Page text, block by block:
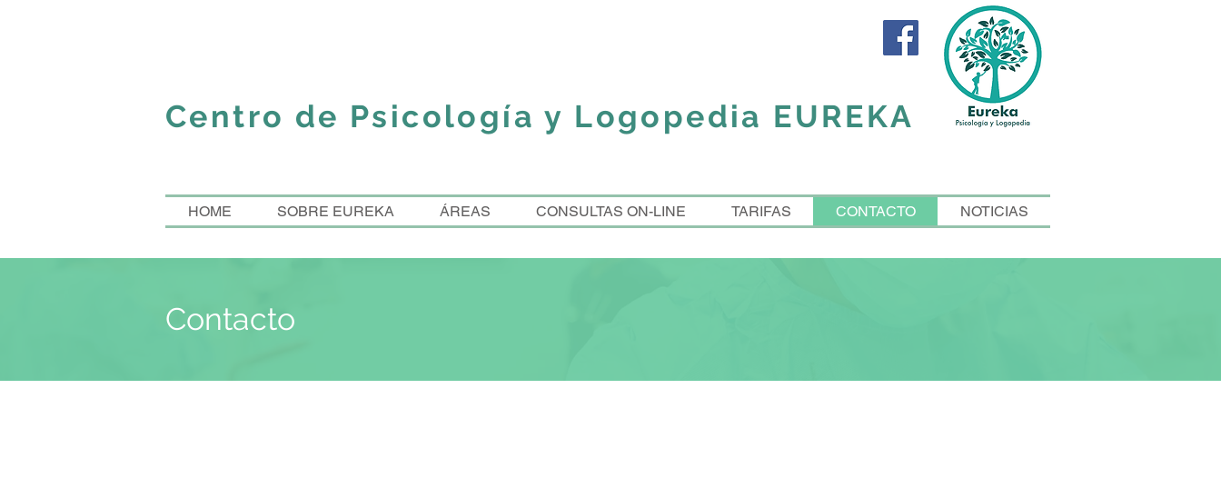
Centro de Psicología y Logopedia EUREKA
HOME SOBRE EUREKA ÁREAS CONSULTAS ON-LINE TARIFAS CONTACTO NOTICIAS
Contacto